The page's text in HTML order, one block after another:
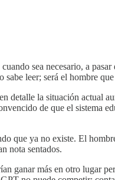
sea necesario, a
leer; será el hombre
detalle la situación actual
de que el sistema
que ya no existe. El
nota sentados.
ganar más en otro lugar